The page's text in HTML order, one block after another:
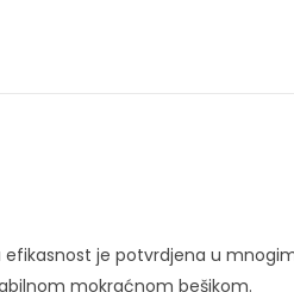
je potvrdjena u
mokraćnom bešikom.